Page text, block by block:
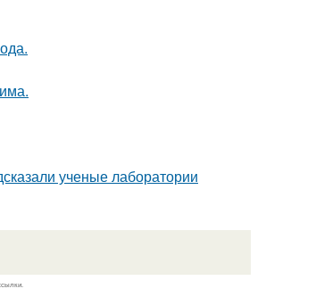
ученые лаборатории